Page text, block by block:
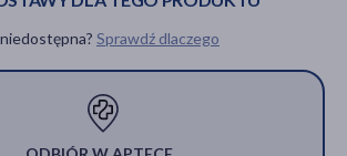
Sprawdź dlaczego